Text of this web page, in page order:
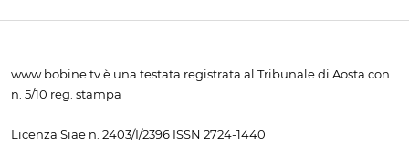
www.bobine.tv è una testata registrata al Tribunale di Aosta con
n. 5/10 reg. stampa
Licenza Siae n. 2403/I/2396 ISSN 2724-1440